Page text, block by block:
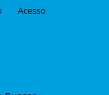
Acesso